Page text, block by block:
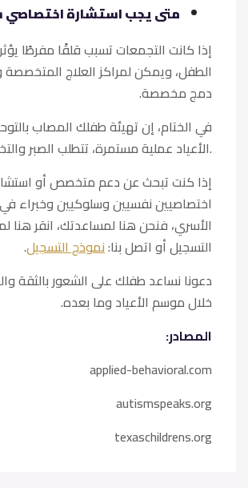
متى يجب استشارة
إذا كانت التجمعات تسبب قلقًا مفرطًا
الطفل، ويمكن لمراكز العلاج
دمج مخصصة.
في الختام، إن تهيئة طفلك المصاب
الأعياد عملية مستمرة، تتطلب الصبر والتخطيط.
إذا كنت تبحث عن دعم متخصص أو
اختصاصيين نفسيين وسلوكيين وخبراء
الأسري، فنحن هنا لمساعدتك، انقر هنا
التسجيل أو اتصل بنا:نموذج التسجيل.
دعونا نساعد طفلك على الشعور بالثقة
خلال موسم الأعياد وما بعده.
المصادر:
applied-behavioral.com
autismspeaks.org
texaschildrens.org